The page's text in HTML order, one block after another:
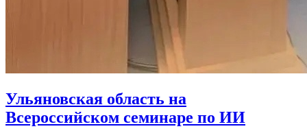
Ульяновская область на
Всероссийском семинаре по ИИ